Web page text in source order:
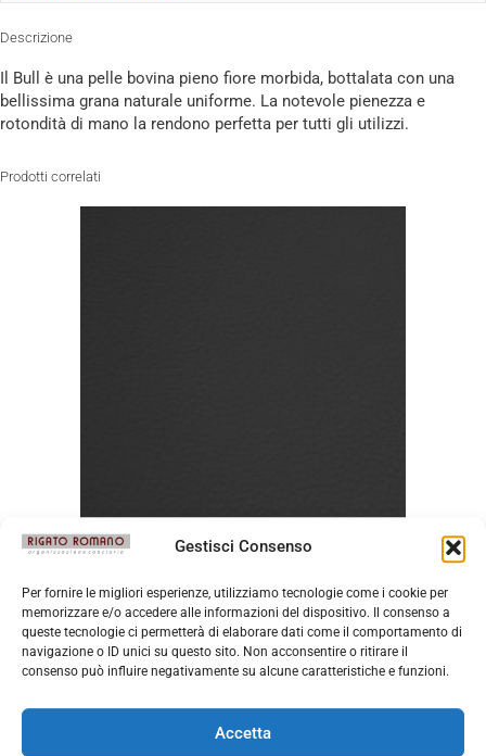
Gestisci Consenso
Per fornire le migliori esperienze, utilizziamo tecnologie come i cookie per
memorizzare e/o accedere alle informazioni del dispositivo. Il consenso a
queste tecnologie ci permetterà di elaborare dati come il comportamento di
navigazione o ID unici su questo sito. Non acconsentire o ritirare il
consenso può influire negativamente su alcune caratteristiche e funzioni.
Accetta
Descrizione
Il Bull è una pelle bovina pieno fiore morbida, bottalata con una
bellissima grana naturale uniforme. La notevole pienezza e
rotondità di mano la rendono perfetta per tutti gli utilizzi.
Prodotti correlati